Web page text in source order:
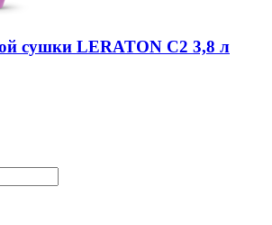
сушки LERATON C2 3,8 л